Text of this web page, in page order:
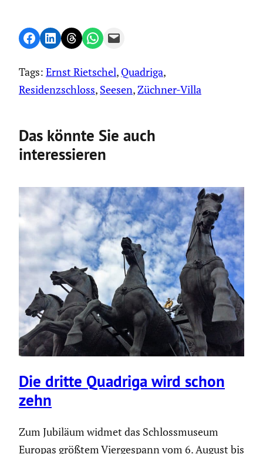
Share on Facebook
Share on LinkedIn
Share on Threads
Share on WhatsApp
Email this Page
Tags: Ernst Rietschel, Quadriga
Residenzschloss, Seesen, Züchner-Villa
Das könnte Sie auch
interessieren
Die dritte Quadriga wird schon
zehn
Zum Jubiläum widmet das Schloss­mu­seum
Europas größtem Vierge­spann vom 6. August bis